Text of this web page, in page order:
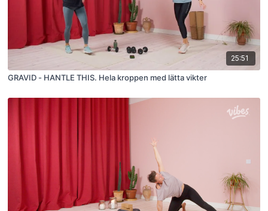
25:51
GRAVID - HANTLE THIS. Hela kroppen med lätta vikter